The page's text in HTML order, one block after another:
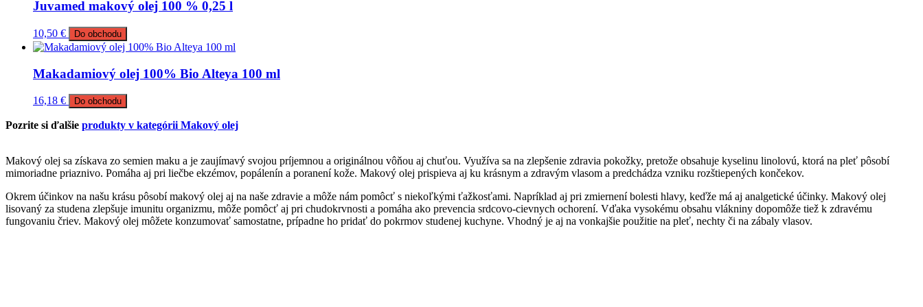
Juvamed makový olej 100 % 0,25 l
10,50 € Do obchodu
Makadamiový olej 100% Bio Alteya 100 ml
16,18 € Do obchodu
Pozrite si ďalšie produkty v kategórii Makový olej
Makový olej sa získava zo semien maku a je zaujímavý svojou príjemnou a originálnou vôňou aj chuťou. Využíva sa na zlepšenie zdravia pokožky, pretože obsahuje kyselinu linolovú, ktorá na pleť pôsobí
mimoriadne priaznivo. Pomáha aj pri liečbe ekzémov, popálenín a poranení kože. Makový olej prispieva aj ku krásnym a zdravým vlasom a predchádza vzniku rozštiepených končekov.
Okrem účinkov na našu krásu pôsobí makový olej aj na naše zdravie a môže nám pomôcť s niekoľkými ťažkosťami. Napríklad aj pri zmiernení bolesti hlavy, keďže má aj analgetické účinky. Makový olej
lisovaný za studena zlepšuje imunitu organizmu, môže pomôcť aj pri chudokrvnosti a pomáha ako prevencia srdcovo-cievnych ochorení. Vďaka vysokému obsahu vlákniny dopomôže tiež k zdravému
fungovaniu čriev. Makový olej môžete konzumovať samostatne, prípadne ho pridať do pokrmov studenej kuchyne. Vhodný je aj na vonkajšie použitie na pleť, nechty či na zábaly vlasov.